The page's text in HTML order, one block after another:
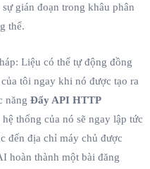
gián đoạn trong khâu phân
thể.
Liệu có thể tự động đồng
tôi ngay khi nó được tạo ra
năng Đẩy API HTTP
thống của nó sẽ ngay lập tức
đến địa chỉ máy chủ được
hoàn thành một bài đăng